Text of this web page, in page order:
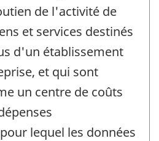
de l'activité de
et services destinés
d'un établissement
et qui sont
un centre de coûts
lequel les données